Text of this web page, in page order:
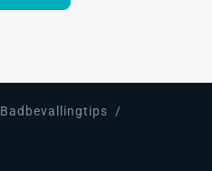
Badbevallingtips